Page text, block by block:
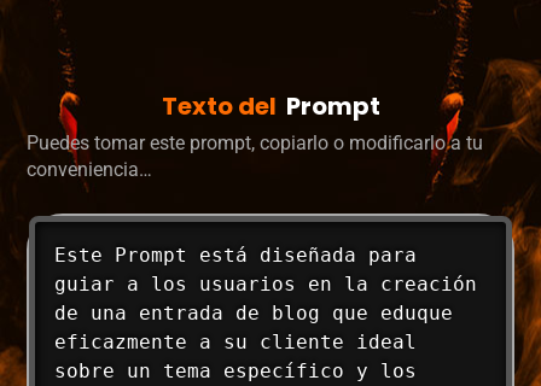
Texto del Prompt
Puedes tomar este prompt, copiarlo o modificarlo a tu
conveniencia…
Este Prompt está diseñada para
guiar a los usuarios en la creación
de una entrada de blog que eduque
eficazmente a su cliente ideal
sobre un tema específico y los